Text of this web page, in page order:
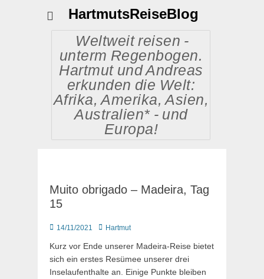
HartmutsReiseBlog
Weltweit reisen -
unterm Regenbogen.
Hartmut und Andreas
erkunden die Welt:
Afrika, Amerika, Asien,
Australien* - und
Europa!
Muito obrigado – Madeira, Tag
15
Posted
14/11/2021 AutorHartmut
Kurz vor Ende unserer Madeira-Reise bietet
sich ein erstes Resümee unserer drei
Inselaufenthalte an. Einige Punkte bleiben